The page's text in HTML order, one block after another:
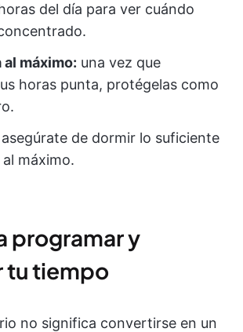
del día para ver cuándo
máximo: una vez que
horas punta, protégelas como
asegúrate de dormir lo suficiente
máximo.
programar y
tu tiempo
no significa convertirse en un